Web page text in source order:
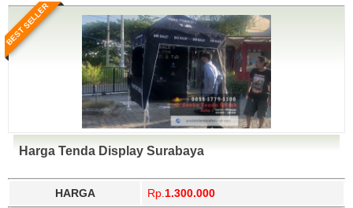
BEST SELLER
Harga Tenda Display Surabaya
HARGA Rp. 1.300.000